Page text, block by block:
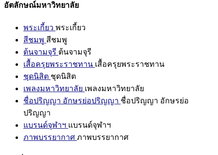
อัตลักษณ์มหาวิทยาลัย
พระเกี้ยว พระเกี้ยว
สีชมพู สีชมพู
ต้นจามจุรี ต้นจามจุรี
เสื้อครุยพระราชทาน เสื้อครุยพระราชทาน
ชุดนิสิต ชุดนิสิต
เพลงมหาวิทยาลัย เพลงมหาวิทยาลัย
ชื่อปริญญา อักษรย่อปริญญา ชื่อปริญญา อักษรย่อ
ปริญญา
แบรนด์จุฬาฯ แบรนด์จุฬาฯ
ภาพบรรยากาศ ภาพบรรยากาศ